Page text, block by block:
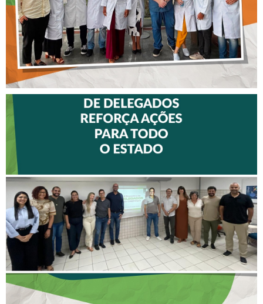
DELEGADOS REFORÇA
AÇÕES PARA TODO O
ESTADO